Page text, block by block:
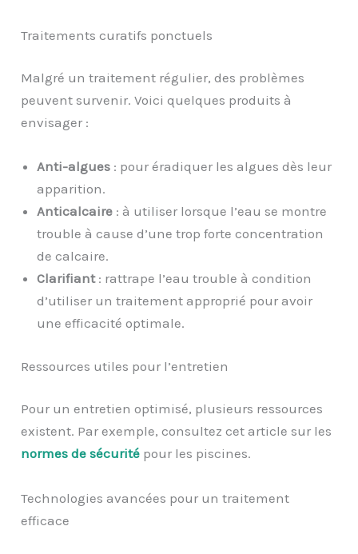
Traitements curatifs ponctuels
Malgré un traitement régulier, des problèmes
peuvent survenir. Voici quelques produits à
envisager :
Anti-algues : pour éradiquer les algues dès leur
apparition.
Anticalcaire : à utiliser lorsque l’eau se montre
trouble à cause d’une trop forte concentration
de calcaire.
Clarifiant: rattrape l’eau trouble à condition
d’utiliser un traitement approprié pour avoir
une efficacité optimale.
Ressources utiles pour l’entretien
Pour un entretien optimisé, plusieurs ressources
existent. Par exemple, consultez cet article sur les
normes de sécurité pour les piscines.
Technologies avancées pour un traitement
efficace